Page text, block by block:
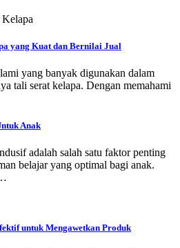
yang Kuat dan Bernilai Jual
yang banyak digunakan dalam
tali serat kelapa. Dengan memahami
Anak
adalah salah satu faktor penting
belajar yang optimal bagi anak.
untuk Mengawetkan Produk